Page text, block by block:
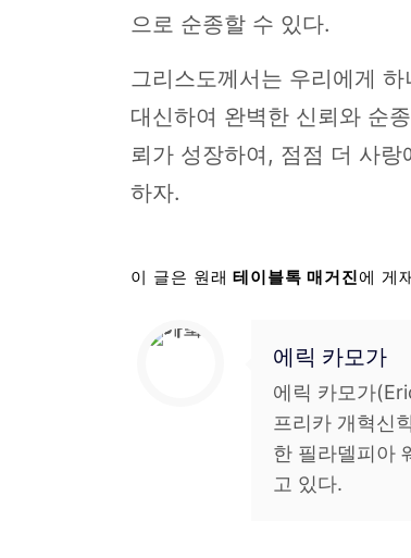
으로 순종할 수 있다.
그리스도께서는 우리에게
대신하여 완벽한 신뢰와 순
뢰가 성장하여, 점점 더 사
하자.
이 글은 원래 테이블톡 매거진에 게
에릭 카모가
에릭 카모가
프리카 개혁신
한 필라델피아
고 있다.